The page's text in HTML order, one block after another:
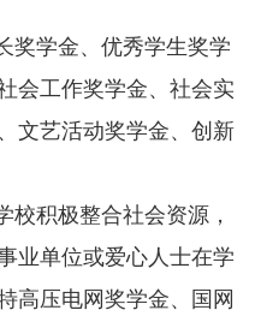
奖学金、优秀学生奖学
会工作奖学金、社会实
文艺活动奖学金、创新
校积极整合社会资源，
业单位或爱心人士在学
高压电网奖学金、国网